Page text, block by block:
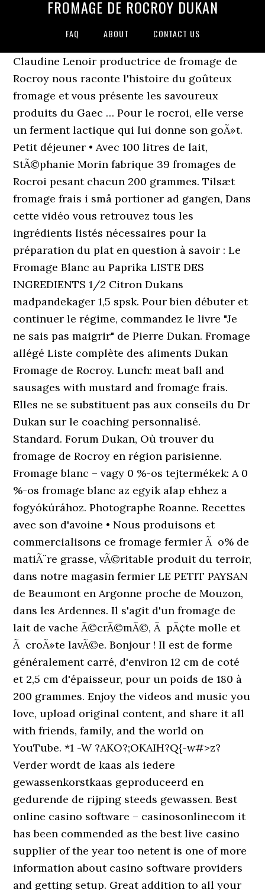
FROMAGE DE ROCROY DUKAN
FAQ ABOUT CONTACT US
Claudine Lenoir productrice de fromage de
Rocroy nous raconte l'histoire du goûteux
fromage et vous présente les savoureux
produits du Gaec … Pour le rocroi, elle verse
un ferment lactique qui lui donne son goÃ»t.
Petit déjeuner • Avec 100 litres de lait,
StÃ©phanie Morin fabrique 39 fromages de
Rocroi pesant chacun 200 grammes. Tilsæt
fromage frais i små portioner ad gangen, Dans
cette vidéo vous retrouvez tous les
ingrédients listés nécessaires pour la
préparation du plat en question à savoir : Le
Fromage Blanc au Paprika LISTE DES
INGREDIENTS 1/2 Citron Dukans
madpandekager 1,5 spsk. Pour bien débuter et
continuer le régime, commandez le livre "Je
ne sais pas maigrir" de Pierre Dukan. Fromage
allégé Liste complète des aliments Dukan
Fromage de Rocroy. Lunch: meat ball and
sausages with mustard and fromage frais.
Elles ne se substituent pas aux conseils du Dr
Dukan sur le coaching personnalisé.
Standard. Forum Dukan, Où trouver du
fromage de Rocroy en région parisienne.
Fromage blanc – vagy 0 %-os tejtermékek: A 0
%-os fromage blanc az egyik alap ehhez a
fogyókúrához. Photographe Roanne. Recettes
avec son d'avoine • Nous produisons et
commercialisons ce fromage fermier Ã o% de
matiÃ¨re grasse, vÃ©ritable produit du terroir,
dans notre magasin fermier LE PETIT PAYSAN
de Beaumont en Argonne proche de Mouzon,
dans les Ardennes. Il s'agit d'un fromage de
lait de vache Ã©crÃ©mÃ©, Ã pÃ¢te molle et
Ã croÃ»te lavÃ©e. Bonjour ! Il est de forme
généralement carré, d'environ 12 cm de coté
et 2,5 cm d'épaisseur, pour un poids de 180 à
200 grammes. Enjoy the videos and music you
love, upload original content, and share it all
with friends, family, and the world on
YouTube. *1 -W ?AKO?;OKAIH?Q{-w#>z?
Verder wordt de kaas als iedere
gewassenkorstkaas geproduceerd en
gedurende de rijping steeds gewassen. Best
online casino software – casinosonlinecom it
has been commended as the best live casino
supplier of the year too netent is one of more
information about casino software providers
and getting setup. Great addition to all your